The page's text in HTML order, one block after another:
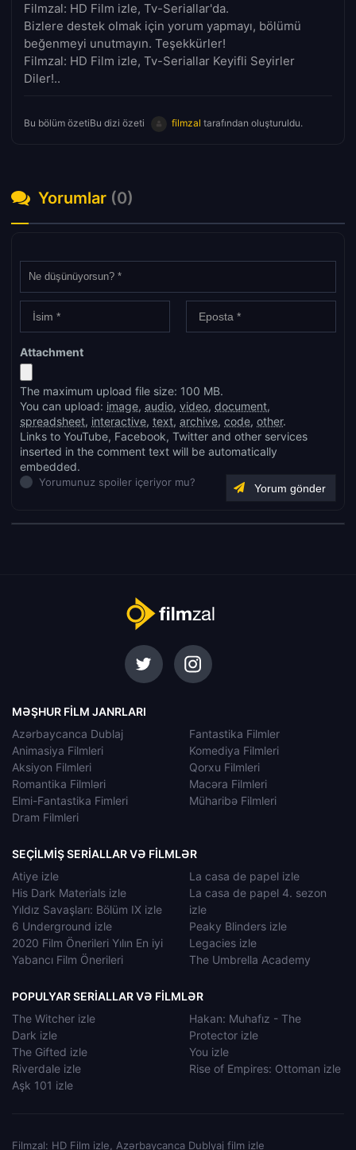
Filmzal: HD Film izle, Tv-Seriallar'da.
Bizlere destek olmak için yorum yapmayı, bölümü
beğenmeyi unutmayın. Teşekkürler!
Filmzal: HD Film izle, Tv-Seriallar Keyifli Seyirler
Diler!..
Bu bölüm özetiBu dizi özeti filmzal tarafından oluşturuldu.
Yorumlar (0)
Attachment
The maximum upload file size: 100 MB.
You can upload: image, audio, video, document,
spreadsheet, interactive, text, archive, code, other.
Links to YouTube, Facebook, Twitter and other services
inserted in the comment text will be automatically
embedded.
Yorumunuz spoiler içeriyor mu?
MƏŞHUR FILM JANRLARI
Azərbaycanca Dublaj
Animasiya Filmleri
Aksiyon Filmleri
Romantika Filmləri
Elmi-Fantastika Fimleri
Dram Filmleri
Fantastika Filmler
Komediya Filmleri
Qorxu Filmleri
Macəra Filmleri
Müharibə Filmleri
SEÇILMIŞ SERIALLAR VƏ FILMLƏR
Atiye izle
His Dark Materials izle
Yıldız Savaşları: Bölüm IX izle
6 Underground izle
2020 Film Önerileri Yılın En iyi
Yabancı Film Önerileri
La casa de papel izle
La casa de papel 4. sezon
izle
Peaky Blinders izle
Legacies izle
The Umbrella Academy
POPULYAR SERIALLAR VƏ FILMLƏR
The Witcher izle
Dark izle
The Gifted izle
Riverdale izle
Aşk 101 izle
Hakan: Muhafız - The
Protector izle
You izle
Rise of Empires: Ottoman izle
Filmzal: HD Film izle, Azərbaycanca Dublyaj film izle